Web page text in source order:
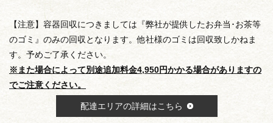
【注意】容器回収につきましては『弊社が提供したお弁当･お茶等
のゴミ』のみの回収となります。他社様のゴミは回収致しかねま
す。予めご了承ください。
※また場合によって別途追加料金4,950円かかる場合がありますの
でご注意ください。
配達エリアの詳細はこちら